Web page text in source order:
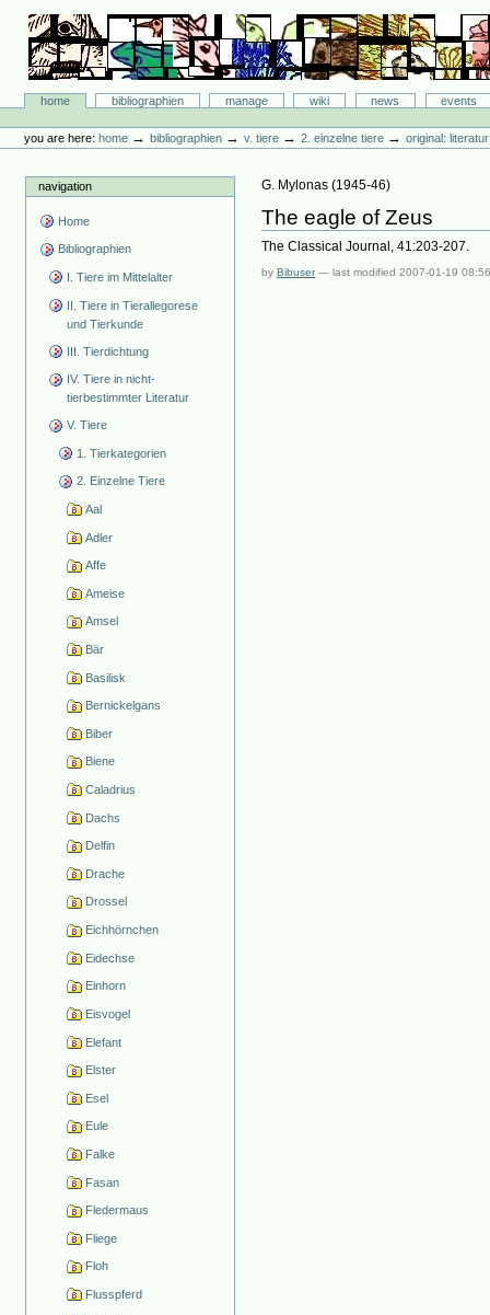
content.
navigation
Bibliographie-Portal
Sectionshome bibliographien manage wiki news
events
tools
you are here: home →bibliographien →v. tiere →2. einzelne tiere →original:
navigation
Home
Bibliographien
I. Tiere im Mittelalter
II. Tiere in Tierallegorese
und Tierkunde
III. Tierdichtung
IV. Tiere in nicht-
tierbestimmter Literatur
V. Tiere
1. Tierkategorien
2. Einzelne Tiere
Aal
Adler
Affe
Ameise
Amsel
Bär
Basilisk
Bernickelgans
Biber
Biene
Caladrius
Dachs
Delfin
Drache
Drossel
Eichhörnchen
Eidechse
Einhorn
Eisvogel
Elefant
Elster
Esel
Eule
Falke
Fasan
Fledermaus
Fliege
Floh
Flusspferd
G. Mylonas (1945-46)
The eagle of Zeus
The Classical Journal, 41:203-207.
byBibuser —last modified2007-01-19